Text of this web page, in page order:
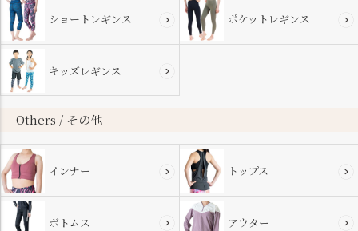
ショートレギンス ポケットレギンス
キッズレギンス
Others / その他
インナー トップス
ボトムス アウター